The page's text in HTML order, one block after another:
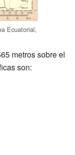
Ecuatorial,
metros sobre el
son: